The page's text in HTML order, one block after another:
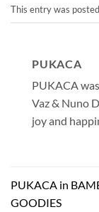
This entry was
PUKACA
PUKACA
Vaz & Nuno
joy and
PUKACA in
GOODIES